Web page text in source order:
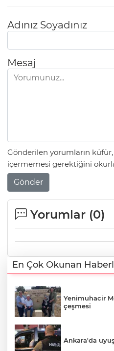
Adınız Soyadınız
Mesaj
Gönderilen yorumların
içermemesi gerektiğini
Gönder
Yorumlar (0)
En Çok Okunan
Yenimuhacir
çeşmesi
Ankara'da